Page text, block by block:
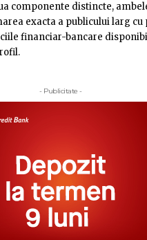
componente distincte,
exacta a publicului larg cu
financiar-bancare
- Publicitate -